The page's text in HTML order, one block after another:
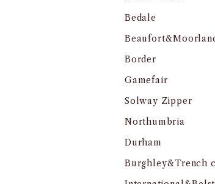
Bedale
Border
Gamefair
Solway Zipper
Northumbria
Durham
Burghley&Trench